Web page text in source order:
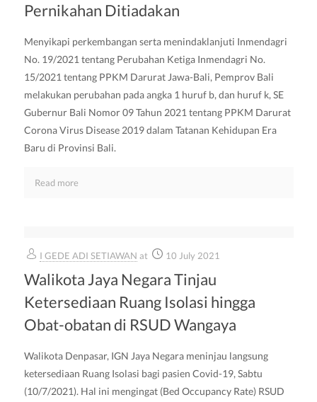
Pernikahan Ditiadakan
Menyikapi perkembangan serta menindaklanjuti Inmendagri
No. 19/2021 tentang Perubahan Ketiga Inmendagri No.
15/2021 tentang PPKM Darurat Jawa-Bali, Pemprov Bali
melakukan perubahan pada angka 1 huruf b, dan huruf k, SE
Gubernur Bali Nomor 09 Tahun 2021 tentang PPKM Darurat
Corona Virus Disease 2019 dalam Tatanan Kehidupan Era
Baru di Provinsi Bali.
Read more
I GEDE ADI SETIAWAN at 10 July 2021
Walikota Jaya Negara Tinjau
Ketersediaan Ruang Isolasi hingga
Obat-obatan di RSUD Wangaya
Walikota Denpasar, IGN Jaya Negara meninjau langsung
ketersediaan Ruang Isolasi bagi pasien Covid-19, Sabtu
(10/7/2021). Hal ini mengingat (Bed Occupancy Rate) RSUD